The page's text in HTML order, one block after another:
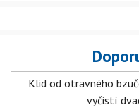
Klid od otravného
vyčistí